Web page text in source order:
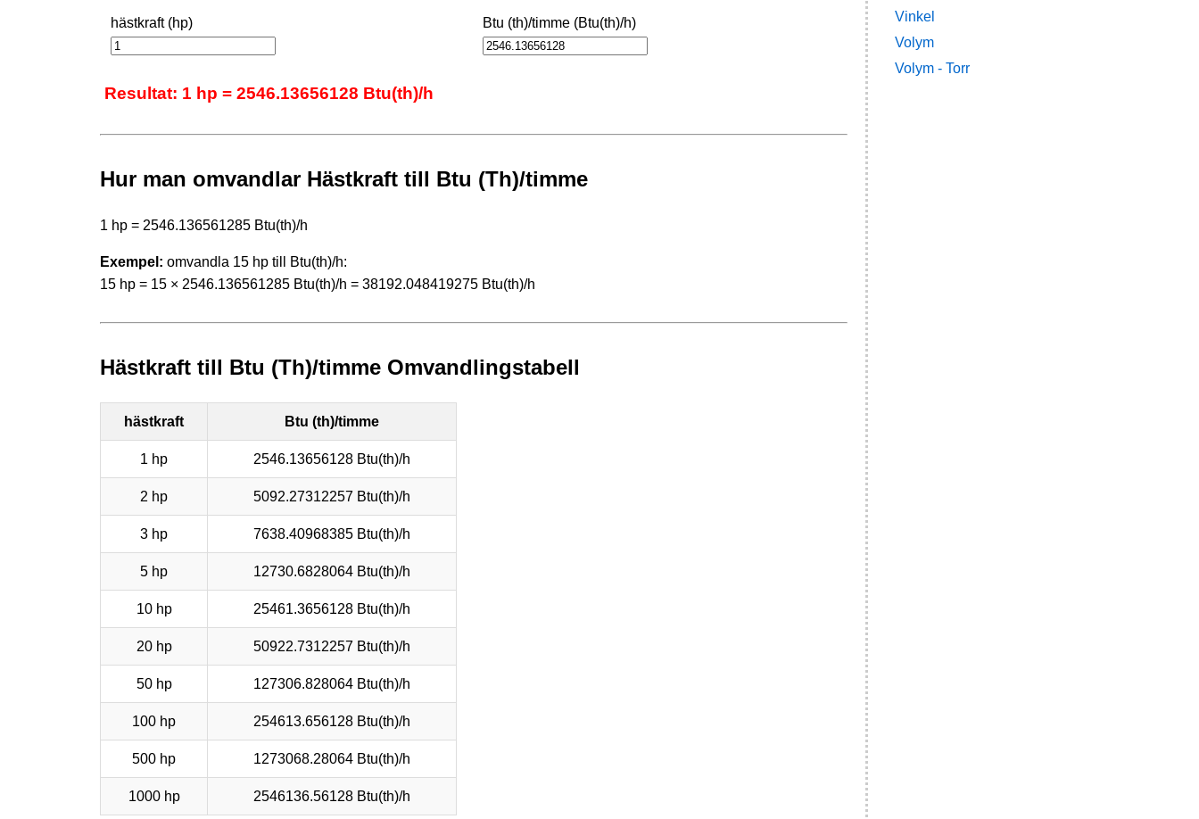
hästkraft (hp) Btu (th)/timme (Btu(th)/h)
Resultat: 1 hp = 2546.13656128 Btu(th)/h
Hur man omvandlar Hästkraft till Btu (Th)/timme
1 hp = 2546.136561285 Btu(th)/h
Exempel: omvandla 15 hp till Btu(th)/h:
15 hp = 15 × 2546.136561285 Btu(th)/h = 38192.048419275 Btu(th)/h
Hästkraft till Btu (Th)/timme Omvandlingstabell
hästkraft Btu (th)/timme
1 hp 2546.13656128 Btu(th)/h
2 hp 5092.27312257 Btu(th)/h
3 hp 7638.40968385 Btu(th)/h
5 hp 12730.6828064 Btu(th)/h
10 hp 25461.3656128 Btu(th)/h
20 hp 50922.7312257 Btu(th)/h
50 hp 127306.828064 Btu(th)/h
100 hp 254613.656128 Btu(th)/h
500 hp 1273068.28064 Btu(th)/h
1000 hp 2546136.56128 Btu(th)/h
Vinkel
Volym
Volym - Torr